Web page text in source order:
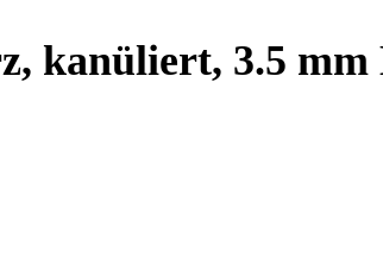
kanüliert, 3.5 mm